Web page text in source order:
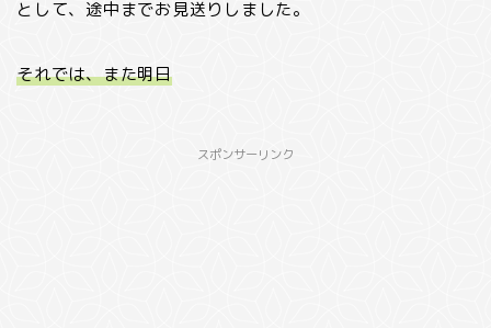
として、途中までお見送りしました。
それでは、また明日
スポンサーリンク